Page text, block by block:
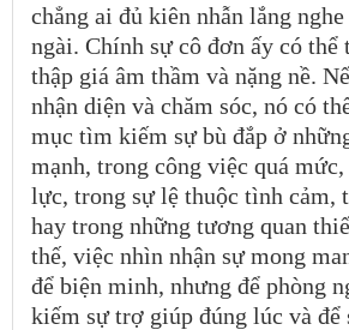
chẳng ai đủ kiên nhẫn lắng
ngài. Chính sự cô đơn ấy có thể
thập giá âm thầm và nặng nề.
nhận diện và chăm sóc, nó có
mục tìm kiếm sự bù đắp ở
mạnh, trong công việc quá
lực, trong sự lệ thuộc tình cảm,
hay trong những tương quan
thế, việc nhìn nhận sự mong
để biện minh, nhưng để phòng
kiếm sự trợ giúp đúng lúc và để